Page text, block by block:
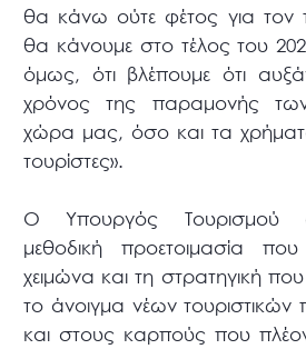
θα κάνω ούτε φέτος για τον
θα κάνουμε στο τέλος του
όμως, ότι βλέπουμε ότι
χρόνος της παραμονής
χώρα μας, όσο και τα
τουρίστες».
Ο Υπουργός Τουρισμού
μεθοδική προετοιμασία
χειμώνα και τη στρατηγική
το άνοιγμα νέων
και στους καρπούς που